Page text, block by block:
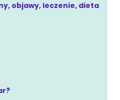
objawy, leczenie, dieta